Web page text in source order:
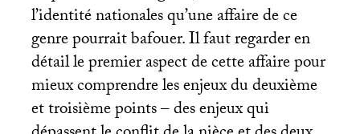
l’identité nationales qu’une affaire de ce
genre pourrait bafouer. Il faut regarder en
détail le premier aspect de cette affaire pour
mieux comprendre les enjeux du deuxième
et troisième points – des enjeux qui